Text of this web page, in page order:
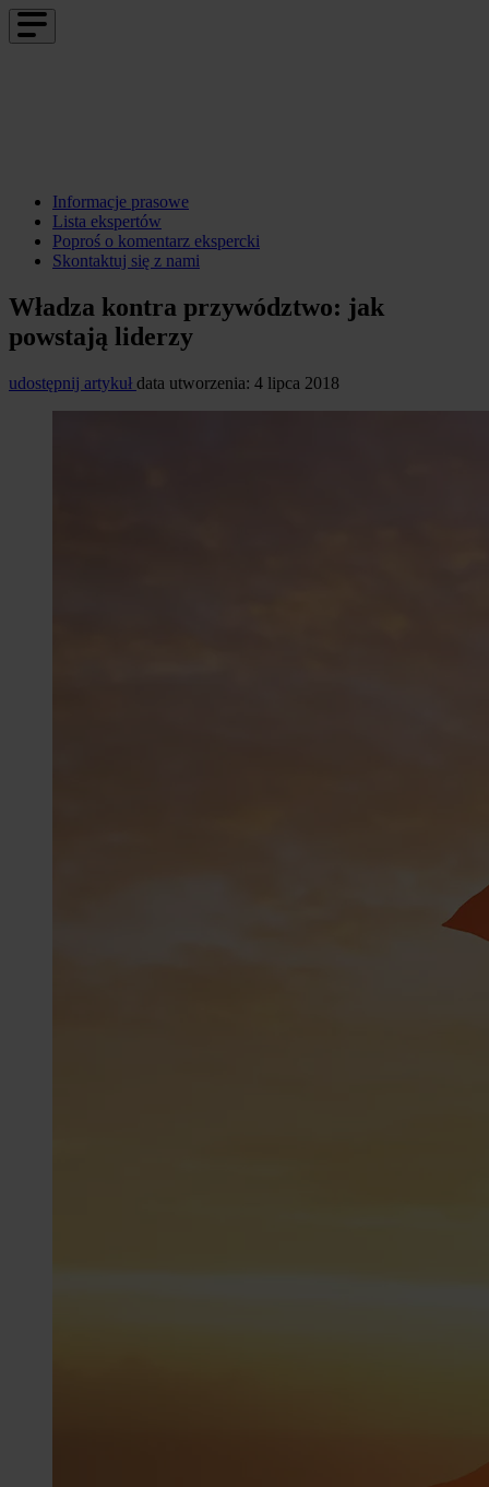
Informacje prasowe
Lista ekspertów
Poproś o komentarz ekspercki
Skontaktuj się z nami
Władza kontra przywództwo: jak
powstają liderzy
udostępnij artykuł data utworzenia: 4 lipca 2018